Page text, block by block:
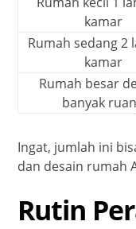
kamar
Rumah sedang 2
kamar
Rumah besar
banyak
Ingat, jumlah ini
dan desain rumah
Rutin